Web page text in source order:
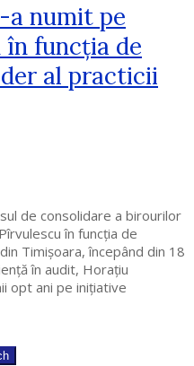
a numit pe
funcția de
al practicii
de consolidare a birourilor
în funcția de
Timișoara, începând din 18
în audit, Horațiu
opt ani pe inițiative